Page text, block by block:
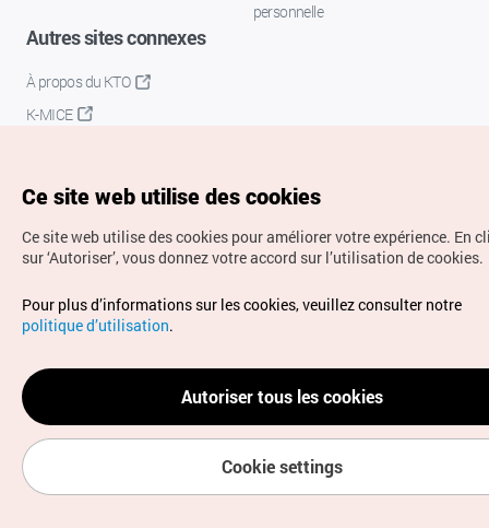
personnelle
Autres sites connexes
À propos du KTO
K-MICE
Droits d’auteur (c) Office National du Tourisme en Corée.
Tous droits réservés.
Pour les rapports d'erreurs et demandes de renseignements,
adressez vos demandes à
info.ontc@gmail.com
Ce site web utilise des cookies
Ce site web utilise des cookies pour améliorer votre expérience. En
sur ‘Autoriser’, vous donnez votre accord sur l’utilisation de cookies.
Pour plus d’informations sur les cookies, veuillez consulter notre
politique d’utilisation.
Autoriser tous les cookies
Cookie settings